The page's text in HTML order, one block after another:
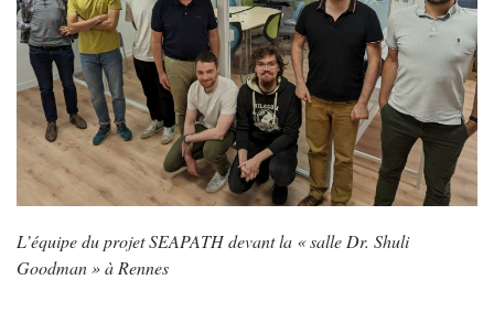
L’équipe du projet SEAPATH devant la « salle Dr. Shuli
Goodman » à Rennes